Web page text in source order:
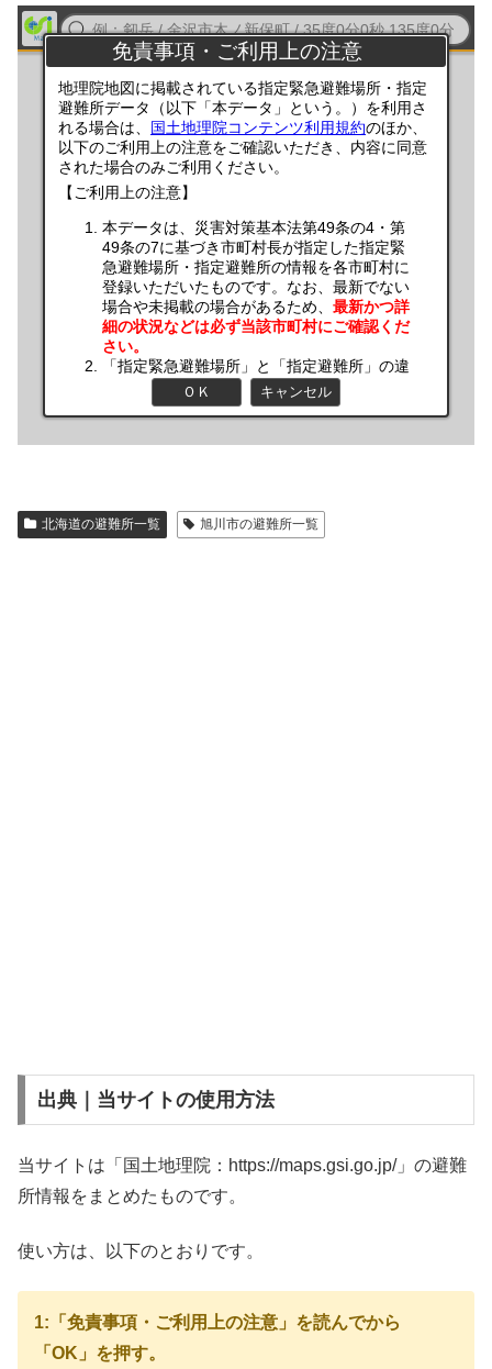
北海道の避難所一覧 旭川市の避難所一覧
出典｜当サイトの使用方法
当サイトは「国土地理院：https://maps.gsi.go.jp/」の避難
所情報をまとめたものです。
使い方は、以下のとおりです。
1:「免責事項・ご利用上の注意」を読んでから
「OK」を押す。